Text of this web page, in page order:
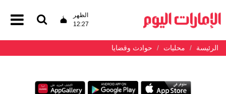
الظهر
12:27
الرئيسة محليات حوادث وقضايا